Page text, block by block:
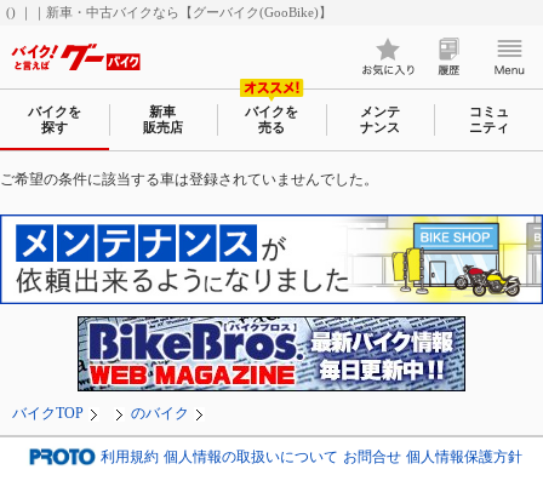
() ｜｜新車・中古バイクなら【グーバイク(GooBike)】
バイクを
探す
新車
販売店
バイクを
売る
メンテ
ナンス
コミュ
ニティ
ご希望の条件に該当する車は登録されていませんでした。
バイクTOP のバイク
利用規約 個人情報の取扱いについて お問合せ 個人情報保護方針